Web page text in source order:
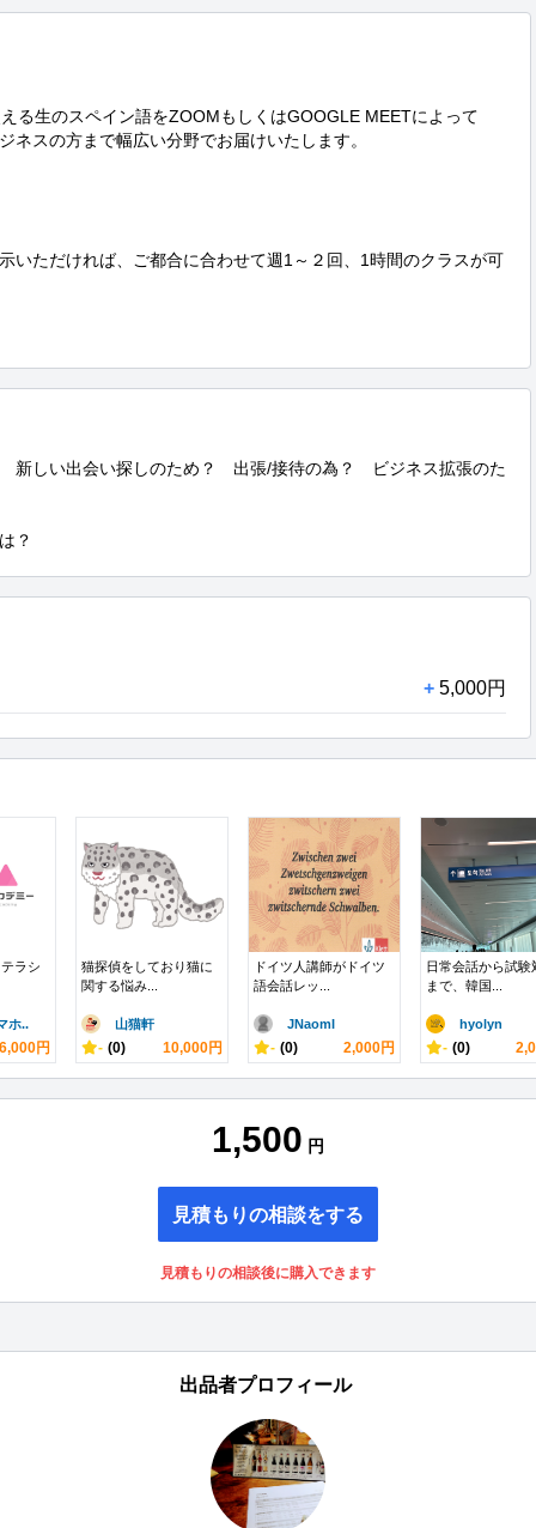
る生のスペイン語をZOOMもしくはGOOGLE MEETによって
ネスの方まで幅広い分野でお届けいたします。
いただければ、ご都合に合わせて週1～２回、1時間のクラスが可
新しい出会い探しのため？　出張/接待の為？　ビジネス拡張のた
？
+ 5,000円
ラシ
ホ..
6,000円
猫探偵をしており猫に
関する悩み...
山猫軒
- (0) 10,000円
ドイツ人講師がドイツ
語会話レッ...
JNaomI
- (0) 2,000円
日常会話から試験
まで、韓国...
hyolyn
- (0)
1,500 円
見積もりの相談をする
見積もりの相談後に購入できます
出品者プロフィール